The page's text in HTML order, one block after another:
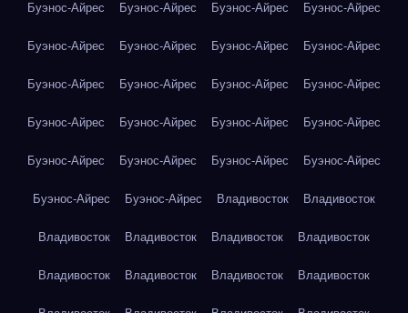
Буэнос-Айрес Буэнос-Айрес Буэнос-Айрес Буэнос-Айрес
Буэнос-Айрес Буэнос-Айрес Буэнос-Айрес Буэнос-Айрес
Буэнос-Айрес Буэнос-Айрес Буэнос-Айрес Буэнос-Айрес
Буэнос-Айрес Буэнос-Айрес Буэнос-Айрес Буэнос-Айрес
Буэнос-Айрес Буэнос-Айрес Буэнос-Айрес Буэнос-Айрес
Буэнос-Айрес Буэнос-Айрес Владивосток Владивосток
Владивосток Владивосток Владивосток Владивосток
Владивосток Владивосток Владивосток Владивосток